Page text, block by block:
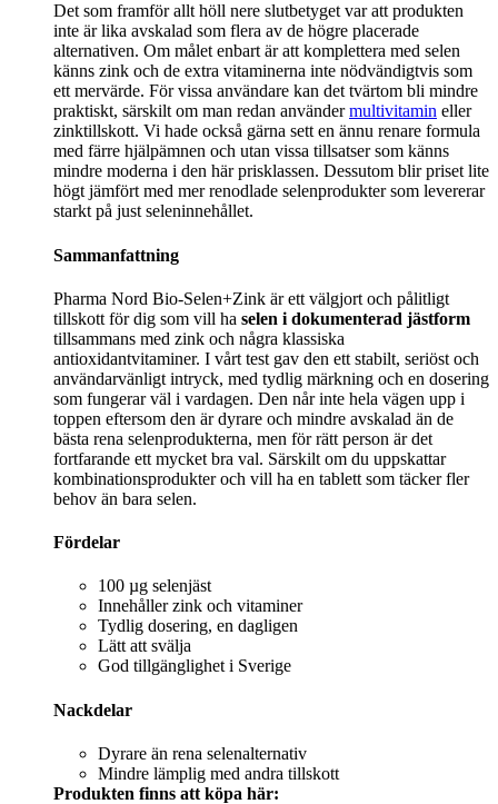
Det som framför allt höll nere slutbetyget var att produkten
inte är lika avskalad som flera av de högre placerade
alternativen. Om målet enbart är att komplettera med selen
känns zink och de extra vitaminerna inte nödvändigtvis som
ett mervärde. För vissa användare kan det tvärtom bli mindre
praktiskt, särskilt om man redan användermultivitamin eller
zinktillskott. Vi hade också gärna sett en ännu renare formula
med färre hjälpämnen och utan vissa tillsatser som känns
mindre moderna i den här prisklassen. Dessutom blir priset lite
högt jämfört med mer renodlade selenprodukter som levererar
starkt på just seleninnehållet.
Sammanfattning
Pharma Nord Bio-Selen+Zink är ett välgjort och pålitligt
tillskott för dig som vill ha selen i dokumenterad jästform
tillsammans med zink och några klassiska
antioxidantvitaminer. I vårt test gav den ett stabilt, seriöst och
användarvänligt intryck, med tydlig märkning och en dosering
som fungerar väl i vardagen. Den når inte hela vägen upp i
toppen eftersom den är dyrare och mindre avskalad än de
bästa rena selenprodukterna, men för rätt person är det
fortfarande ett mycket bra val. Särskilt om du uppskattar
kombinationsprodukter och vill ha en tablett som täcker fler
behov än bara selen.
Fördelar
100 µg selenjäst
Innehåller zink och vitaminer
Tydlig dosering, en dagligen
Lätt att svälja
God tillgänglighet i Sverige
Nackdelar
Dyrare än rena selenalternativ
Mindre lämplig med andra tillskott
Produkten finns att köpa här: